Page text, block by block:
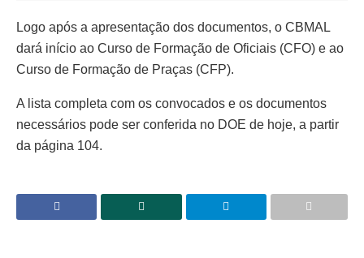
Logo após a apresentação dos documentos, o CBMAL
dará início ao Curso de Formação de Oficiais (CFO) e ao
Curso de Formação de Praças (CFP).
A lista completa com os convocados e os documentos
necessários pode ser conferida no DOE de hoje, a partir
da página 104.